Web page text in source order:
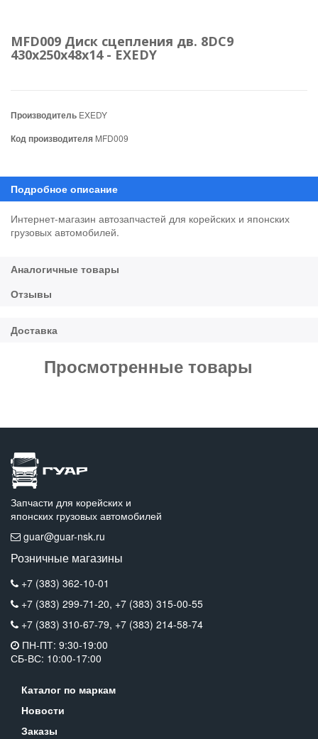
MFD009 Диск сцепления дв. 8DC9
430х250х48х14 - EXEDY
Производитель EXEDY
Код производителя MFD009
Интернет-магазин автозапчастей для корейских и японских
грузовых автомобилей.
Просмотренные товары
Запчасти для корейских и
японских грузовых автомобилей
guar@guar-nsk.ru
Розничные магазины
+7 (383) 362-10-01
+7 (383) 299-71-20, +7 (383) 315-00-55
+7 (383) 310-67-79, +7 (383) 214-58-74
ПН-ПТ: 9:30-19:00
СБ-ВС: 10:00-17:00
Каталог по маркам
Новости
Заказы